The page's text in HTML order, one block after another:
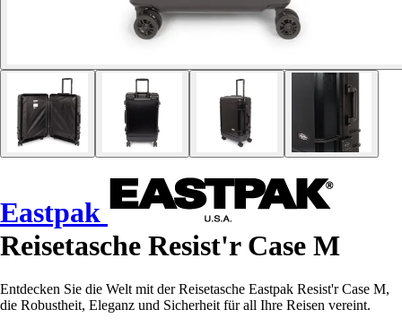
Eastpak
Reisetasche Resist'r Case M
Entdecken Sie die Welt mit der Reisetasche Eastpak Resist'r Case M,
die Robustheit, Eleganz und Sicherheit für all Ihre Reisen vereint.